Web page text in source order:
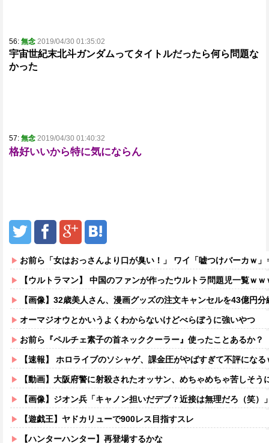
56: 無念 2019/04/30 01:35:02
宇宙世紀末北斗ガンダムってタイトルだったら何ら問題な
かった
57: 無念 2019/04/30 01:40:32
格好いいから特に気にならん
お前ら「女はおっさんより口が臭い！」 ワイ「嘘つけバーカｗ
【ウルトラマン】 中国のファンが作ったウルトラ問題児一覧ｗｗ
【画像】32歳美人さん、漫画グッズの注文キャンセルを43億円
オーマジオウとかいうよくわからないけどべらぼうに強いやつ
お前ら『ペルチェ素子の首ネッククーラー』使ったことあるか？
【速報】 ホロライブのソシャゲ、課金圧がやばすぎて不評にな
【動画】大阪府警に射殺されたオッサン、めちゃめちゃ苦しそう
【画像】ジオン兵「キャノン担いだデブ？近接は無理だろ（笑
【遊戯王】ヤドカリューで900レス目指すスレ
【ハンターハンター】再登場するかな